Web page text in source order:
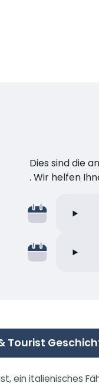
Dies sind die
. Wir helfen
Tourist
ein italienisches